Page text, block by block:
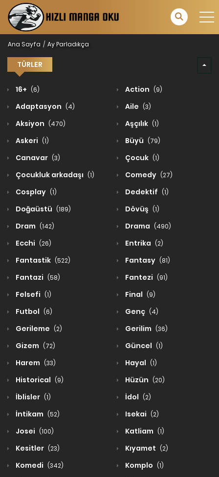
Ana Sayfa Ay Parladıkça
TÜRLER
16+ (6) Action (9)
Adaptasyon (4) Aile (3)
Aksiyon (470) Aşçılık (1)
Askeri (1) Büyü (79)
Canavar (3) Çocuk (1)
Çocukluk arkadaşı (1) Comedy (27)
Cosplay (1) Dedektif (1)
Doğaüstü (189) Dövüş (1)
Dram (142) Drama (490)
Ecchi (26) Entrika (2)
Fantastik (522) Fantasy (81)
Fantazi (58) Fantezi (91)
Felsefi (1) Final (9)
Futbol (6) Genç (4)
Gerileme (2) Gerilim (36)
Gizem (72) Güncel (1)
Harem (33) Hayal (1)
Historical (9) Hüzün (20)
İblisler (1) İdol (2)
İntikam (52) Isekai (2)
Josei (100) Katliam (1)
Kesitler (23) Kıyamet (2)
Komedi (342) Komplo (1)